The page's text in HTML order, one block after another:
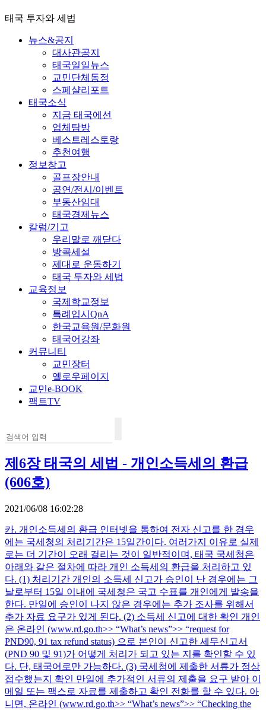
태국 투자와 세법
뉴스&공지
대사관공지
태국일일뉴스
교민단체동정
스페샬리포트
태국소식
지금 태국에선
업체탐방
베스트레스토랑
추천여행
정보창고
골프장안내
공연/전시/이벤트
부동산임대
태국경제뉴스
칼럼/기고
우리말로 깨닫다
방콕세설
제대로 운동하기
태국 투자와 세법
교육정보
국제학교정보
특례입시QnA
한국교육원/문화원
태국어강좌
커뮤니티
교민장터
옐로우페이지
교민e-BOOK
팩트TV
제6장 태국의 세법 - 개인소득세의 환급
(606호)
2021/06/08 16:02:28
카. 개인소득세의 환급 인터넷을 통하여 전자 신고를 한 경우
에는 국세청의 처리기간은 15일간이다. 여러가지 이유로 실제
로는 더 기간이 오래 걸리는 것이 일반적이며, 태국 국세청은
아래와 같은 절차에 따라 개인 소득세의 환급을 처리하고 있
다. (1) 처리기간 개인의 소득세 신고가 승인이 난 경우에는 그
날로부터 15일 이내에 국세청은 국고 수표를 개인에게 발송을
한다. 만일에 승인이 나지 않은 경우에는 추가 조사를 위해서
추가 자료 요구가 있게 된다. (2) 소득세 신고에 대한 확인 개인
은 온라인 (www.rd.go.th>> “What’s news”>> “request for
PND90, 91 tax refund status) 으로 본인이 신고한 세무신고서
(PND 90 및 91)가 어떻게 처리가 되고 있는 지를 확인할 수 있
다. 단, 태국어로만 가능하다. (3) 국세청에 제출한 서류가 정상
접수했는지 확인 만일에 추가적인 서류의 제출을 요구 받아 이
메일 또는 팩스로 자료를 제출하고 확인 전화를 할 수 있다. 아
니면, 온라인 (www.rd.go.th>> “What’s news”>> “Checking the